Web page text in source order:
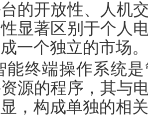
的开放性、人机
显著区别于个人
一个独立的市场。
能终端操作系统
源的程序，其与
，构成单独的相